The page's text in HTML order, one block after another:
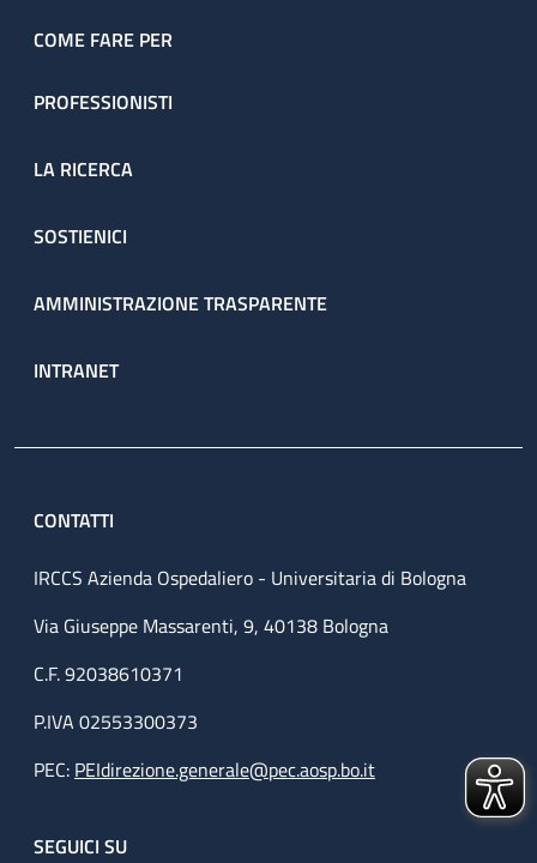
COME FARE PER
PROFESSIONISTI
LA RICERCA
SOSTIENICI
AMMINISTRAZIONE TRASPARENTE
INTRANET
CONTATTI
IRCCS Azienda Ospedaliero - Universitaria di Bologna
Via Giuseppe Massarenti, 9, 40138 Bologna
C.F. 92038610371
P.IVA 02553300373
PEC: PEIdirezione.generale@pec.aosp.bo.it
SEGUICI SU